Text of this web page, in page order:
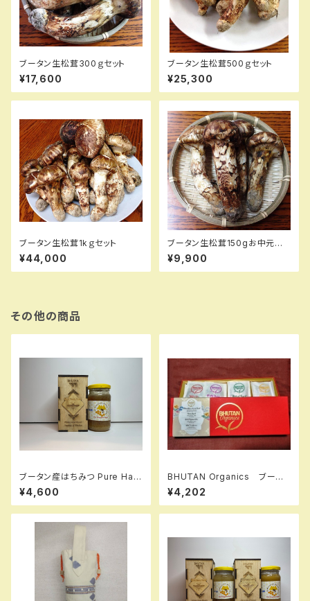
ブータン生松茸300ｇセット
¥17,600
ブータン生松茸500ｇセット
¥25,300
ブータン生松茸1kｇセット
¥44,000
ブータン生松茸150gお中元セッ
ト
¥9,900
その他の商品
ブータン産はちみつ Pure Hap
py Honey ホワイトクローバー
275g 1瓶
¥4,600
BHUTAN Organics ブータ
ン産ハーブティーセット
¥4,202